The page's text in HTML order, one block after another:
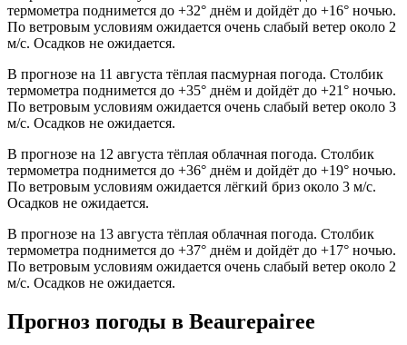
термометра поднимется до +32° днём и дойдёт до +16° ночью.
По ветровым условиям ожидается очень слабый ветер около 2
м/с. Осадков не ожидается.
В прогнозе на 11 августа тёплая пасмурная погода. Столбик
термометра поднимется до +35° днём и дойдёт до +21° ночью.
По ветровым условиям ожидается очень слабый ветер около 3
м/с. Осадков не ожидается.
В прогнозе на 12 августа тёплая облачная погода. Столбик
термометра поднимется до +36° днём и дойдёт до +19° ночью.
По ветровым условиям ожидается лёгкий бриз около 3 м/с.
Осадков не ожидается.
В прогнозе на 13 августа тёплая облачная погода. Столбик
термометра поднимется до +37° днём и дойдёт до +17° ночью.
По ветровым условиям ожидается очень слабый ветер около 2
м/с. Осадков не ожидается.
Прогноз погоды в Beaurepaireе